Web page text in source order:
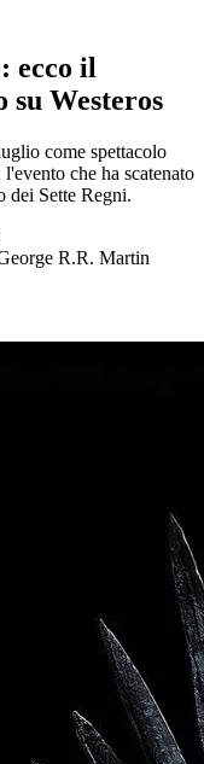
ecco il
Westeros
come spettacolo
che ha scatenato
dei Sette Regni.
R.R. Martin